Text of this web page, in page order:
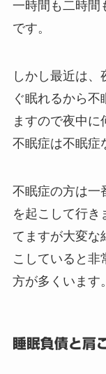
一時間も二時間
です。
しかし最近は
ぐ眠れるから
ますので夜中に
不眠症は不眠症
不眠症の方は一
を起こして行き
てますが大変な
こしていると非
方が多くいます。
睡眠負債と肩